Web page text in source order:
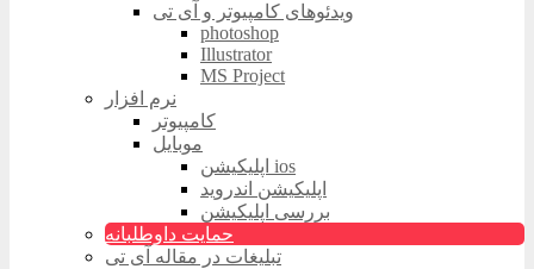
ویدئوهای کامپیوتر و آی تی
photoshop
Illustrator
MS Project
نرم افزار
کامپیوتر
موبایل
اپلیکیشن ios
اپلیکیشن اندروید
بررسی اپلیکیشن
حمایت داوطلبانه
تبلیغات در مقاله آی تی